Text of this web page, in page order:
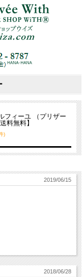
フィーユ （プリザー
料無料】
)
2019/06/15
2018/06/28